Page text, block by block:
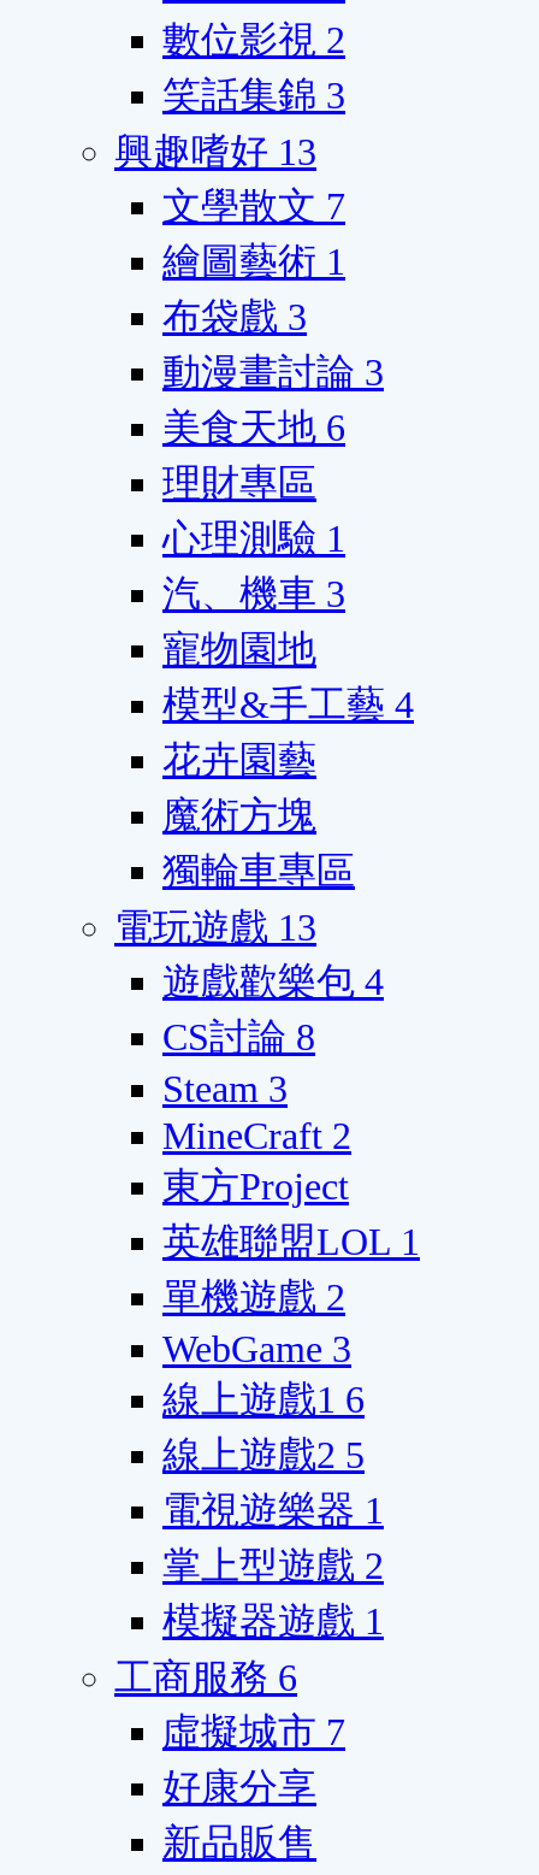
數位影視 2
笑話集錦 3
興趣嗜好 13
文學散文 7
繪圖藝術 1
布袋戲 3
動漫畫討論 3
美食天地 6
理財專區
心理測驗 1
汽、機車 3
寵物園地
模型&手工藝 4
花卉園藝
魔術方塊
獨輪車專區
電玩遊戲 13
遊戲歡樂包 4
CS討論 8
Steam 3
MineCraft 2
東方Project
英雄聯盟LOL 1
單機遊戲 2
WebGame 3
線上遊戲1 6
線上遊戲2 5
電視遊樂器 1
掌上型遊戲 2
模擬器遊戲 1
工商服務 6
虛擬城市 7
好康分享
新品販售